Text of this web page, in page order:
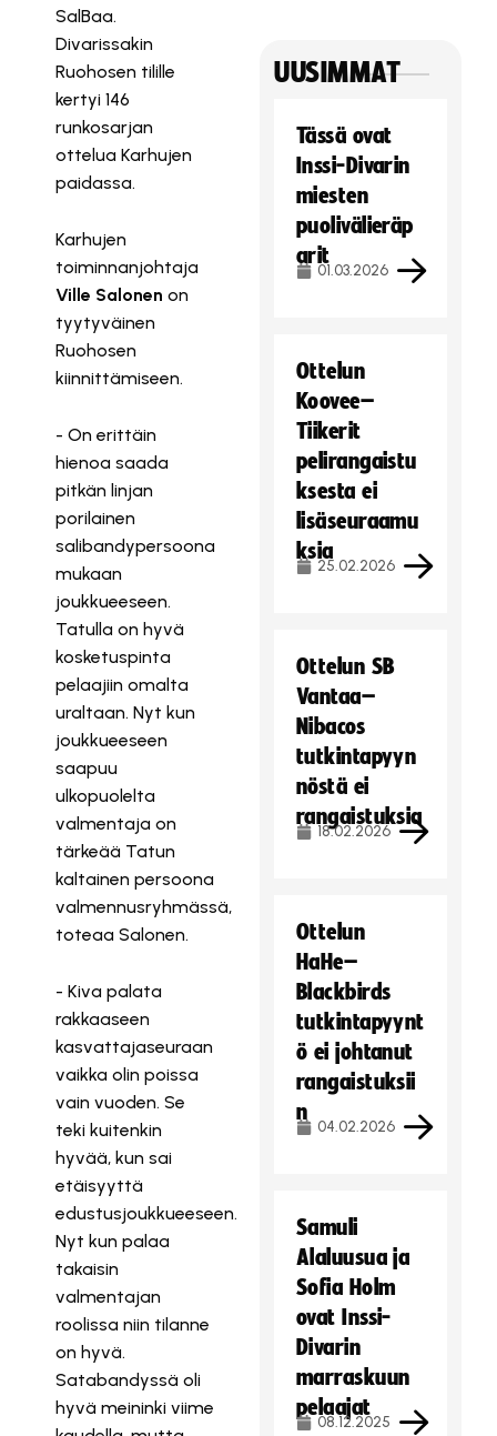
SalBaa.
Divarissakin
Ruohosen tilille
kertyi 146
runkosarjan
ottelua Karhujen
paidassa.
Karhujen
toiminnanjohtaja
Ville Salonen on
tyytyväinen
Ruohosen
kiinnittämiseen.
- On erittäin
hienoa saada
pitkän linjan
porilainen
salibandypersoona
mukaan
joukkueeseen.
Tatulla on hyvä
kosketuspinta
pelaajiin omalta
uraltaan. Nyt kun
joukkueeseen
saapuu
ulkopuolelta
valmentaja on
tärkeää Tatun
kaltainen persoona
valmennusryhmässä,
toteaa Salonen.
- Kiva palata
rakkaaseen
kasvattajaseuraan
vaikka olin poissa
vain vuoden. Se
teki kuitenkin
hyvää, kun sai
etäisyyttä
edustusjoukkueeseen.
Nyt kun palaa
takaisin
valmentajan
roolissa niin tilanne
on hyvä.
Satabandyssä oli
hyvä meininki viime
UUSIMMAT
Tässä ovat
Inssi-Divarin
miesten
puolivälieräp
arit
01.03.2026
Ottelun
Koovee–
Tiikerit
pelirangaistu
ksesta ei
lisäseuraamu
ksia
25.02.2026
Ottelun SB
Vantaa–
Nibacos
tutkintapyyn
nöstä ei
rangaistuksia
18.02.2026
Ottelun
HaHe–
Blackbirds
tutkintapyynt
ö ei johtanut
rangaistuksii
n
04.02.2026
Samuli
Alaluusua ja
Sofia Holm
ovat Inssi-
Divarin
marraskuun
pelaajat
08.12.2025